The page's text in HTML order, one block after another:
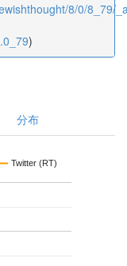
8/0/8_79/
)
分布
Twitter (RT)